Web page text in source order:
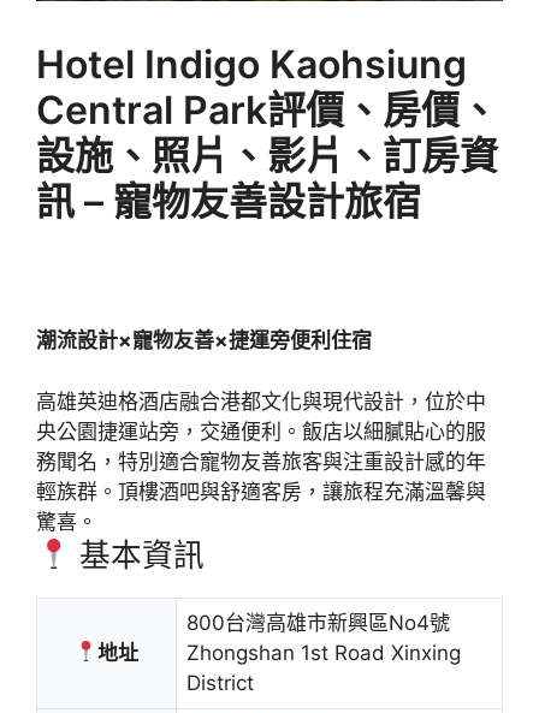
Hotel Indigo Kaohsiung
Central Park評價、房價、
設施、照片、影片、訂房資
訊 – 寵物友善設計旅宿
潮流設計×寵物友善×捷運旁便利住宿
高雄英迪格酒店融合港都文化與現代設計，位於中
央公園捷運站旁，交通便利。飯店以細膩貼心的服
務聞名，特別適合寵物友善旅客與注重設計感的年
輕族群。頂樓酒吧與舒適客房，讓旅程充滿溫馨與
驚喜。
基本資訊
地址
800台灣高雄市新興區No4號
Zhongshan 1st Road Xinxing
District